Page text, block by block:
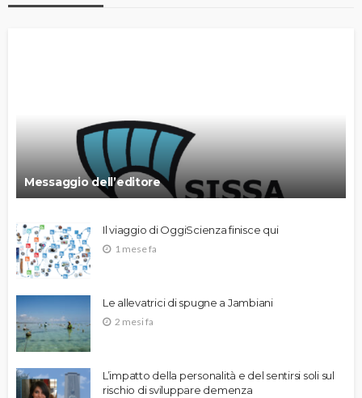
Messaggio dell’editore
Il viaggio di OggiScienza finisce qui
1 mese fa
Le allevatrici di spugne a Jambiani
2 mesi fa
L’impatto della personalità e del sentirsi soli sul
rischio di sviluppare demenza